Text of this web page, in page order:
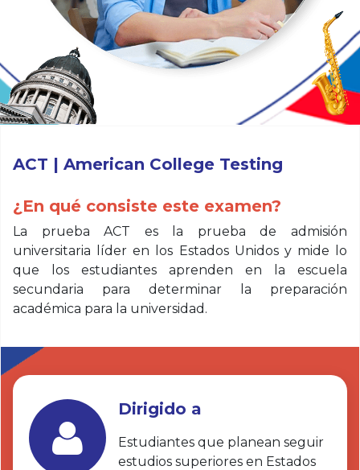
ACT | American College Testing
¿En qué consiste este examen?
La prueba ACT es la prueba de admisión
universitaria líder en los Estados Unidos y mide lo
que los estudiantes aprenden en la escuela
secundaria para determinar la preparación
académica para la universidad.
Dirigido a
Estudiantes que planean seguir
estudios superiores en Estados